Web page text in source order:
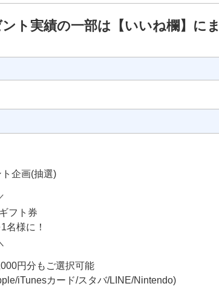
ト実績の一部は【いいね欄】にま
企画(抽選)
フト券
名様に！
円分もご選択可能
iTunesカード/スタバ/LINE/Nintendo)